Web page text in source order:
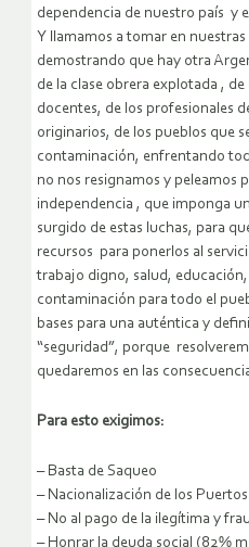
dependencia de nuestro país y
Y llamamos a tomar en
demostrando que hay otra
de la clase obrera explotada ,
docentes, de los profesionales
originarios, de los pueblos que
contaminación, enfrentando
no nos resignamos y peleamos
independencia , que imponga
surgido de estas luchas, para
recursos para ponerlos al
trabajo digno, salud, educación,
contaminación para todo el
bases para una auténtica y
“seguridad”, porque
quedaremos en las
Para esto exigimos:
– Basta de Saqueo
– Nacionalización de los
– No al pago de la ilegítima y
– Honrar la deuda social (82%